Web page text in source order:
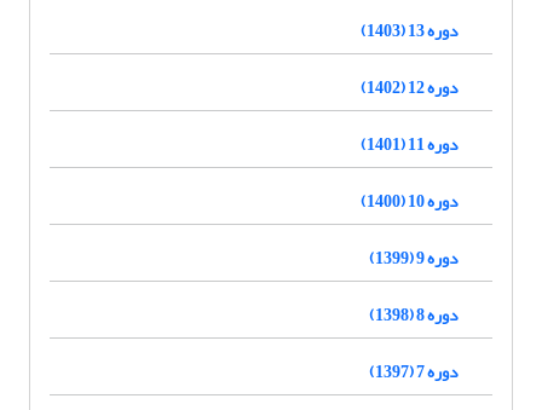
دوره 13 (1403)
دوره 12 (1402)
دوره 11 (1401)
دوره 10 (1400)
دوره 9 (1399)
دوره 8 (1398)
دوره 7 (1397)